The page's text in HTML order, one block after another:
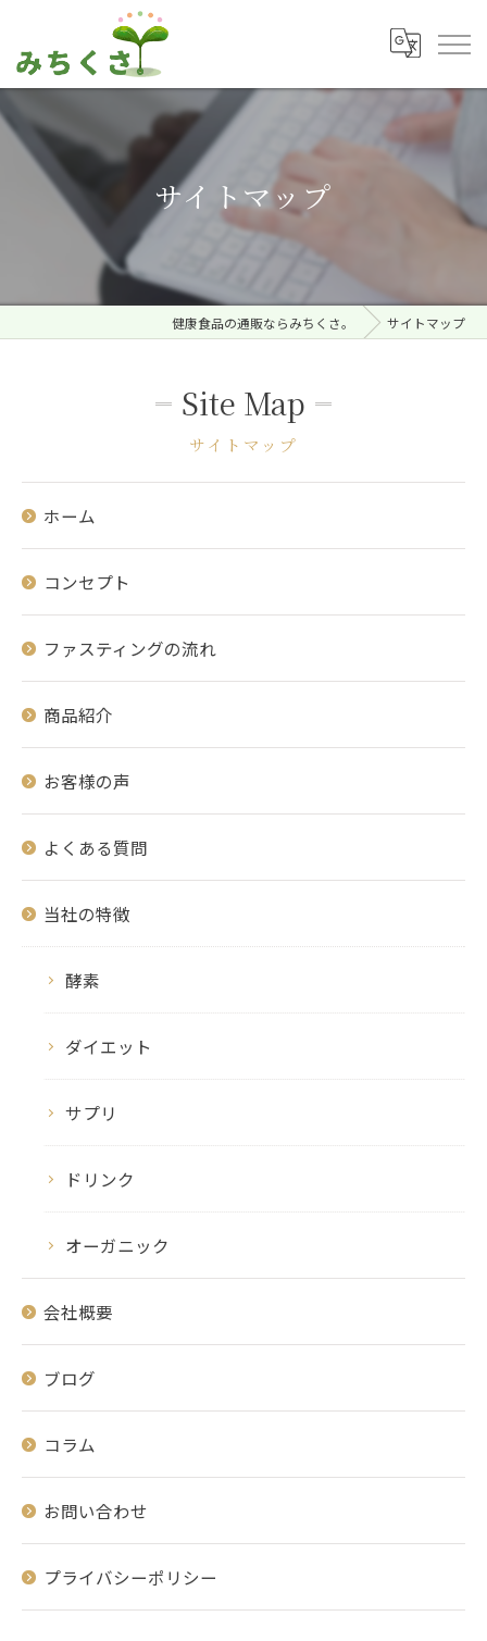
サイトマップ
健康食品の通販ならみちくさ。 サイトマップ
サイトマップ
Site Map
ホーム
コンセプト
ファスティングの流れ
商品紹介
お客様の声
よくある質問
当社の特徴
酵素
ダイエット
サプリ
ドリンク
オーガニック
会社概要
ブログ
コラム
お問い合わせ
プライバシーポリシー